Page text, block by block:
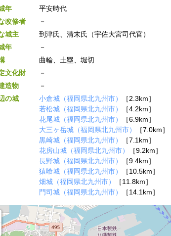
年
平安時代
改修者
－
城主
到津氏、清末氏（宇佐大宮司代官）
年
－
曲輪、土塁、堀切
文化財
－
造物
－
の城
小倉城（福岡県北九州市）
［2.3km］
若松城（福岡県北九州市）
［4.2km］
花尾城（福岡県北九州市）
［6.9km］
大三ヶ岳城（福岡県北九州市）
［7.0km］
黒崎城（福岡県北九州市）
［7.1km］
花房山城（福岡県北九州市）
［9.2km］
長野城（福岡県北九州市）
［9.4km］
猿喰城（福岡県北九州市）
［10.5km］
畑城（福岡県北九州市）
［11.8km］
門司城（福岡県北九州市）
［14.1km］